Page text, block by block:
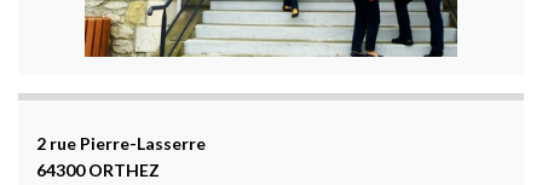
2 rue Pierre-Lasserre
64300 ORTHEZ